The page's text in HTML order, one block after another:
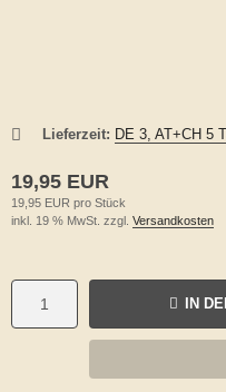
Lieferzeit: DE 3, AT+CH 5
19,95 EUR
19,95 EUR pro Stück
inkl. 19 % MwSt. zzgl. Versandkosten
IN